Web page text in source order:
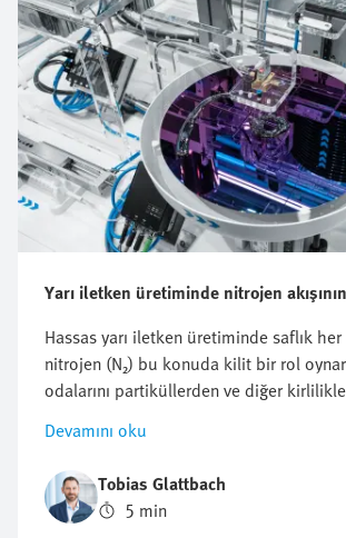
Yarı iletken üretiminde nitrojen
Hassas yarı iletken üretiminde saflık
nitrojen (N₂) bu konuda kilit bir rol
odalarını partiküllerden ve diğer
Bobin için olsun, azot tüketimini
önemlidir. Ancak bu akış verimli,
mümkün olduğunca ekonomik bir şekilde
düzenlenebilir?
Devamını oku
Tobias Glattbach
5 min